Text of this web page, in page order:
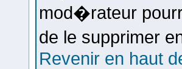
mod�rateur
de le supprimer
Revenir en haut